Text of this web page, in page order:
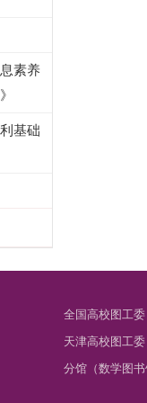
素养
基础
全国高校图工委
天津高校图工委
分馆（数学图书